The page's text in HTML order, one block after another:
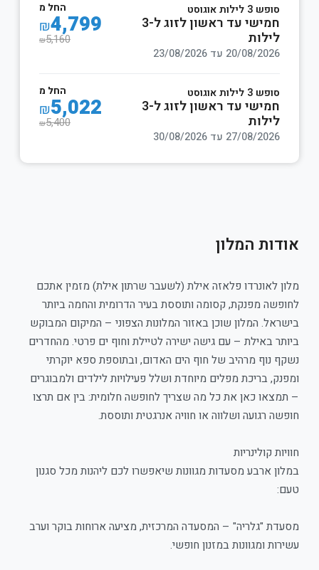
סופש 3 לילות אוגוסט
חמישי עד ראשון לזוג ל-3
לילות
20/08/2026 עד 23/08/2026
החל מ
₪4,799
₪5,160
סופש 3 לילות אוגוסט
חמישי עד ראשון לזוג ל-3
לילות
27/08/2026 עד 30/08/2026
החל מ
₪5,022
₪5,400
אודות המלון
מלון לאונרדו פלאזה אילת (לשעבר שרתון אילת) מזמין אתכם
לחופשה מפנקת, קסומה ותוססת בעיר הדרומית והחמה ביותר
בישראל. המלון שוכן באזור המלונות הצפוני – המיקום המבוקש
ביותר באילת – עם גישה ישירה לטיילת וחוף ים פרטי. מהחדרים
נשקף נוף מרהיב של חוף הים האדום, ובתוספת ספא יוקרתי
ומפנק, בריכת מפלים מיוחדת ושלל פעילויות לילדים ולמבוגרים
– תמצאו כאן את כל מה שצריך לחופשה חלומית: בין אם תרצו
חופשה רגועה ושלווה או חוויה אנרגטית ותוססת.
חוויות קולינריות
במלון ארבע מסעדות מגוונות שיאפשרו לכם ליהנות מכל סגנון
טעם:
מסעדת "גלריה" – המסעדה המרכזית, מציעה ארוחות בוקר וערב
עשירות ומגוונות במזנון חופשי.